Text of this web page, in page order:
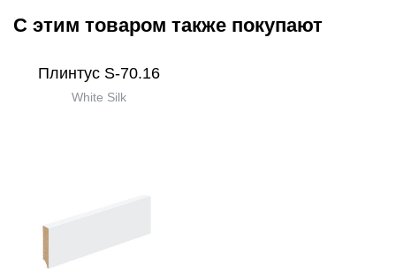
С этим товаром также покупают
Плинтус S-70.16
White Silk